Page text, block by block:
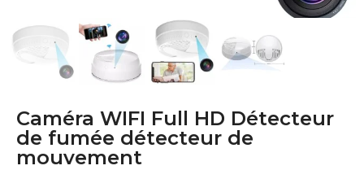
Caméra WIFI Full HD Détecteur
de fumée détecteur de
mouvement